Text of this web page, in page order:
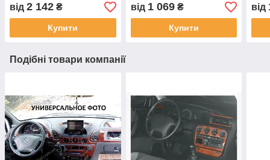
від 2 142 ₴
Купити
від 1 069₴
Купити
від
Подібні товари компанії